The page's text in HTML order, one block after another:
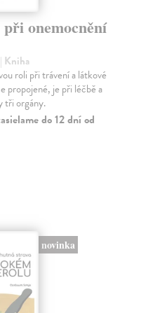
onemocnění
| Kniha
roli při trávení a látkové
propojené, je při léčbě a
tři orgány.
do 12 dní od
novinka